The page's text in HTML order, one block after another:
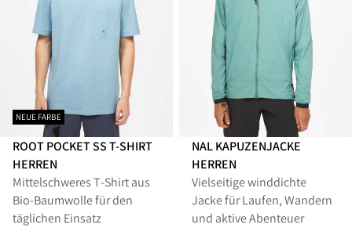
NEUE FARBE
ROOT POCKET SS T-SHIRT
HERREN
Mittelschweres T‑Shirt aus
Bio-Baumwolle für den
täglichen Einsatz
NAL KAPUZENJACKE
HERREN
Vielseitige winddichte
Jacke für Laufen, Wandern
und aktive Abenteuer